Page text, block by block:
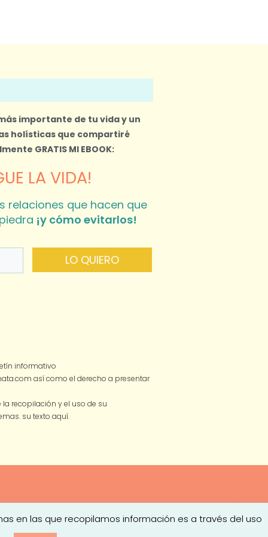
importante de tu vida y un
holísticas que compartiré
GRATIS MI EBOOK:
LA VIDA!
relaciones que hacen que
¡y cómo evitarlos!
LO QUIERO
informativo
así como el derecho a presentar
recopilación y el uso de su
su texto aquí.
de Contratación| DiseñoTurkesa
en las que recopilamos información es a través del uso